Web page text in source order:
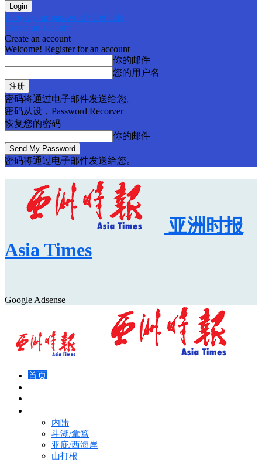
Forgot your password? Get help
Create an account
Create an account
Welcome! Register for an account
你的邮件
您的用户名
密码将通过电子邮件发送给您。
密码从设，Password Recorver
恢复您的密码
你的邮件
密码将通过电子邮件发送给您。
亚洲时报
Asia Times
Google Adsense
首页
内陆
斗湖/拿笃
亚庇/西海岸
山打根